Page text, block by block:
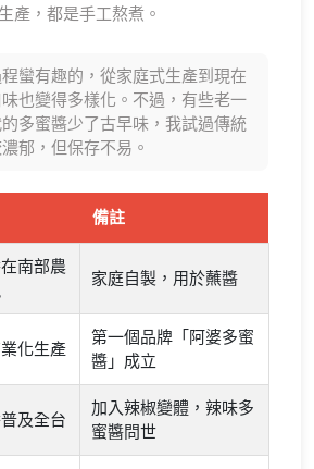
產，都是手工熬煮。
蠻有趣的，從家庭式生產到現在
也變得多樣化。不過，有些老一
多蜜醬少了古早味，我試過傳統
郁，但保存不易。
備註
南部農
家庭自製，用於蘸醬
化生產
第一個品牌「阿婆多蜜
醬」成立
及全台
加入辣椒變體，辣味多
蜜醬問世